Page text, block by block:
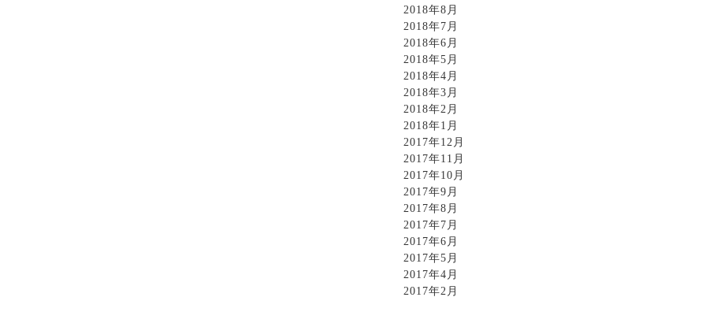
2018年8月
2018年7月
2018年6月
2018年5月
2018年4月
2018年3月
2018年2月
2018年1月
2017年12月
2017年11月
2017年10月
2017年9月
2017年8月
2017年7月
2017年6月
2017年5月
2017年4月
2017年2月